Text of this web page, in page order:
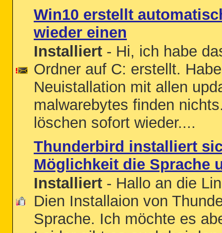
Win10 erstellt
wieder einen
Installiert - Hi, ich habe
Ordner auf C: erstellt.
Neuistallation mit allen
malwarebytes finden
löschen sofort wieder....
Thunderbird installiert
Möglichkeit die Sprache
Installiert - Hallo an die
Dien Installaion von
Sprache. Ich möchte es